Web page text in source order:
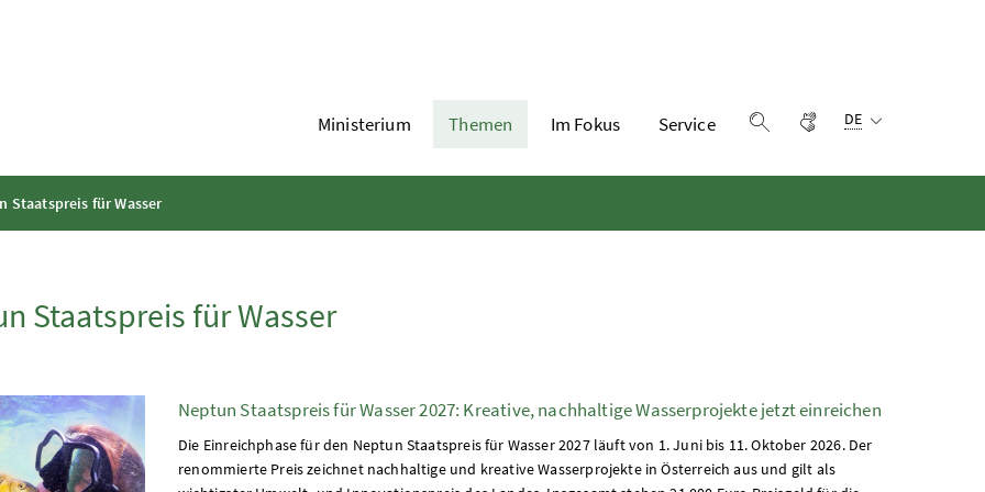
Ministerium Themen Im Fokus
Service
Gebärdensprache
DE
Staatspreis für Wasser
Staatspreis für Wasser
Neptun Staatspreis für Wasser 2027: Kreative, nachhaltige Wasserprojekte jetzt einreichen
Die Einreichphase für den Neptun Staatspreis für Wasser 2027 läuft von 1. Juni bis 11. Oktober 2026. Der
renommierte Preis zeichnet nachhaltige und kreative Wasserprojekte in Österreich aus und gilt als